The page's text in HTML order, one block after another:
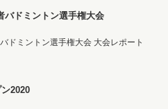
バドミントン選手権大会
ドミントン選手権大会 大会レポート
2020